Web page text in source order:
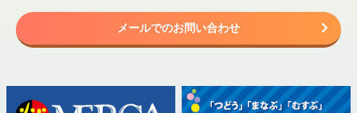
メールでのお問い合わせ